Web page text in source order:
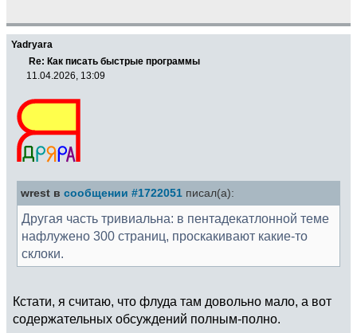
Yadryara
Re: Как писать быстрые программы
11.04.2026, 13:09
wrest в сообщении #1722051 писал(а):
Другая часть тривиальна: в пентадекатлонной теме
нафлужено 300 страниц, проскакивают какие-то
склоки.
Кстати, я считаю, что флуда там довольно мало, а вот
содержательных обсуждений полным-полно.